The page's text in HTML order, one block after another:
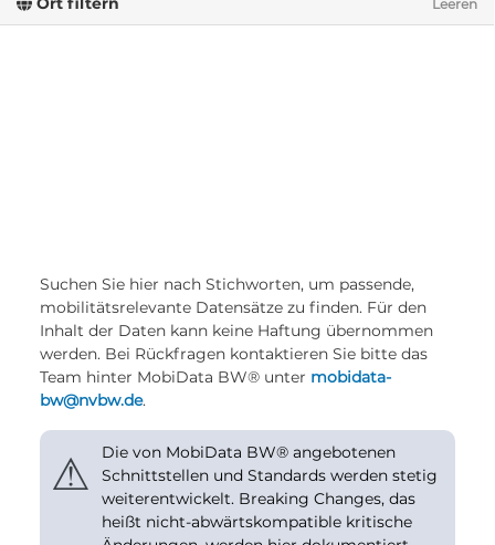
Leeren
Suchen Sie hier nach Stichworten, um passende,
mobilitätsrelevante Datensätze zu finden. Für den
Inhalt der Daten kann keine Haftung übernommen
werden. Bei Rückfragen kontaktieren Sie bitte das
Team hinter MobiData BW® unter mobidata-
bw@nvbw.de.
⚠
Die von MobiData BW® angebotenen
Schnittstellen und Standards werden stetig
weiterentwickelt. Breaking Changes, das
heißt nicht-abwärtskompatible kritische